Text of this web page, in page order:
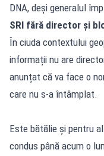
DNA, deși generalul
SRI fără director și
În ciuda contextului
informații nu are
anunțat că va face o
care nu s-a întâmplat.
Este bătălie și pentru
condus până acum o